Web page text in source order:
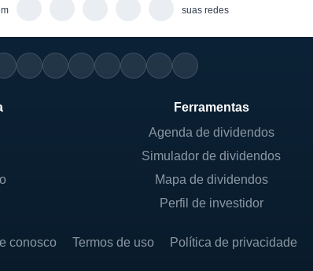
suas redes
Ferramentas
Agenda de dividendos
Simulador de dividendos
Mapa de dividendos
Perfil de investidor
conosco Termos de uso Política de privacidade